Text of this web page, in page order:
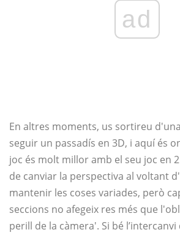
ad
En altres moments, us sortireu
seguir un passadís en 3D, i aquí és
joc és molt millor amb el seu joc en
de canviar la perspectiva al voltant
mantenir les coses variades, però
seccions no afegeix res més que
perill de la càmera'. Si bé